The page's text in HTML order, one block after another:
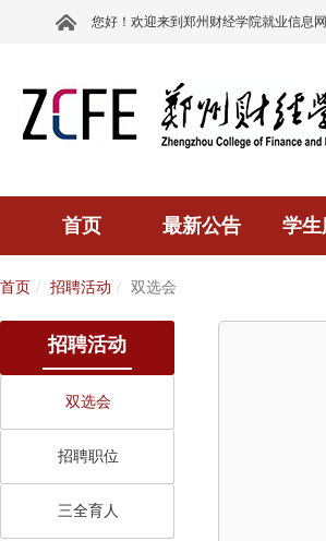
您好！欢迎来到郑州财经学院就业信息网
首页 最新公告 学生
首页 招聘活动 双选会
招聘活动
双选会
招聘职位
三全育人